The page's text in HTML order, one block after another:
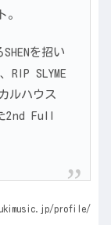
。
を招い
RIP SLYME
ルハウス
2nd Full
profile/